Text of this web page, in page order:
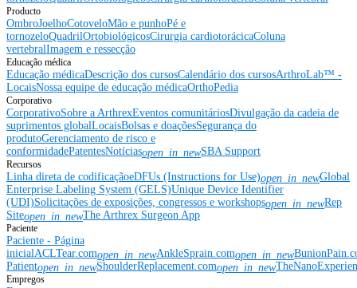
Producto
OmbroJoelhoCotoveloMão e punhoPé e
tornozeloQuadrilOrtobiológicosCirurgia cardiotorácicaColuna
vertebralImagem e ressecção
Educação médica
Educação médicaDescrição dos cursosCalendário dos cursosArthroLab™ -
LocaisNossa equipe de educação médicaOrthoPedia
Corporativo
CorporativoSobre a ArthrexEventos comunitáriosDivulgação da cadeia de
suprimentos globalLocaisBolsas e doaçõesSegurança do
produtoGerenciamento de risco e
conformidadePatentesNotíciasopen_in_newSBA Support
Recursos
Linha direta de codificaçãoeDFUs (Instructions for Use)open_in_newGlobal
Enterprise Labeling System (GELS)Unique Device Identifier
(UDI)Solicitações de exposições, congressos e workshopsopen_in_newRep
Siteopen_in_newThe Arthrex Surgeon App
Paciente
Paciente - Página
inicialACLTear.comopen_in_newAnkleSprain.comopen_in_new
Patientopen_in_newShoulderReplacement.comopen_in_new
Empregos